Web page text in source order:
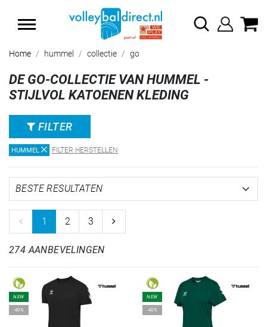
SUMMER SALE: TOT 65% KORTING
Home hummel collectie go
DE GO-COLLECTIE VAN HUMMEL -
STIJLVOL KATOENEN KLEDING
FILTER
HUMMEL FILTER HERSTELLEN
1 2 3
274 AANBEVELINGEN
NEW
-40%
NEW
-40%